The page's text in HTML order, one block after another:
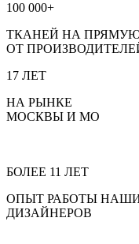
100 000+
ТКАНЕЙ НА
ОТ
17 ЛЕТ
НА РЫНКЕ
МОСКВЫ И МО
БОЛЕЕ 11 ЛЕТ
ОПЫТ РАБОТЫ
ДИЗАЙНЕРОВ